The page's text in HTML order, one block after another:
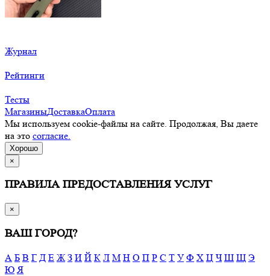
Журнал
Рейтинги
Тесты
МагазиныДоставкаОплата
Мы используем cookie-файлы на сайте. Продолжая, Вы даете
на это согласие.
Хорошо
×
ПРАВИЛА ПРЕДОСТАВЛЕНИЯ УСЛУГ
×
ВАШ ГОРОД?
А Б В Г Д Е Ж З И Й К Л М Н О П Р С Т У Ф Х Ц Ч Ш Щ Э
Ю Я